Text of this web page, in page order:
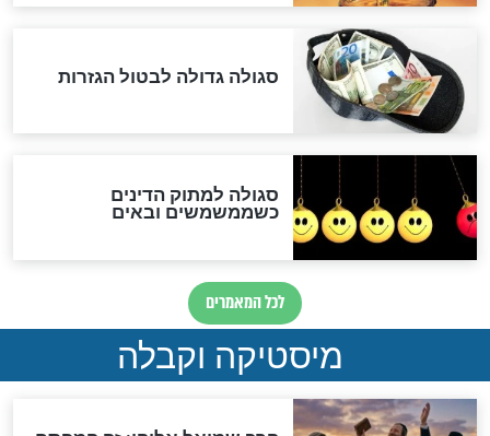
האם אפשר לחשב את הקץ?
מה יהיה בימות המשיח?
"לפני הגאולה תהיה אפיקורסות
והכחשה גדולה מאוד של
האמונה"